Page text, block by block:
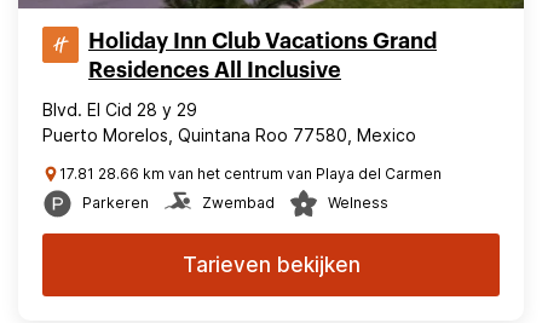
Holiday Inn Club Vacations Grand
Residences All Inclusive
Blvd. El Cid 28 y 29
Puerto Morelos, Quintana Roo 77580, Mexico
17.81 28.66 km van het centrum van Playa del Carmen
Parkeren
Zwembad Welness
Tarieven bekijken